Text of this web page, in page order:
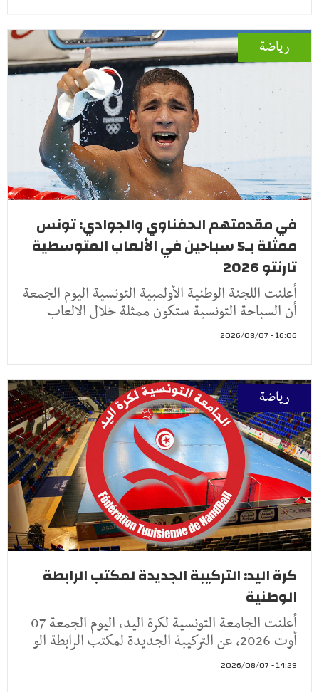
رياضة
في مقدمتهم الحفناوي والجوادي: تونس
ممثلة بـ5 سباحين في الألعاب المتوسطية
تارنتو 2026
أعلنت اللجنة الوطنية الأولمبية التونسية اليوم الجمعة
أن السباحة التونسية ستكون ممثلة خلال الالعاب
16:06 - 2026/08/07
رياضة
كرة اليد: التركيبة الجديدة لمكتب الرابطة
الوطنية
أعلنت الجامعة التونسية لكرة اليد، اليوم الجمعة 07
أوت 2026، عن التركيبة الجديدة لمكتب الرابطة الو
14:29 - 2026/08/07